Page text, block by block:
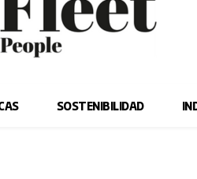
SOSTENIBILIDAD